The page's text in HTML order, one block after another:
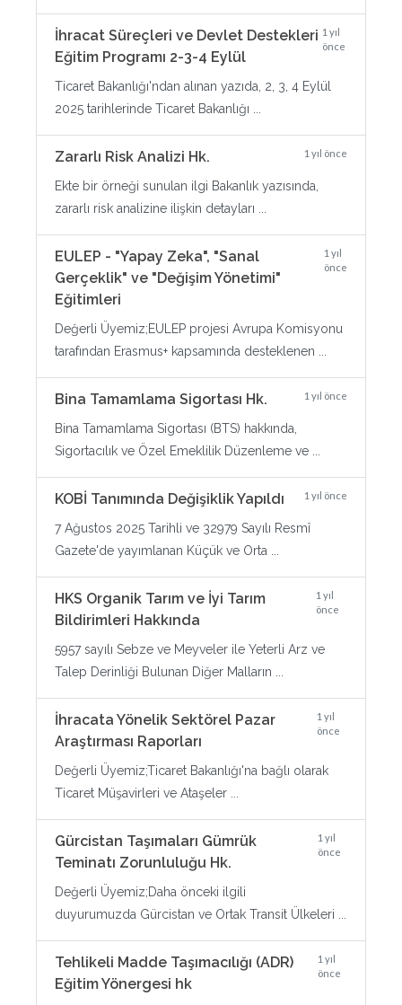
İhracat Süreçleri ve Devlet Destekleri
Eğitim Programı 2-3-4 Eylül
1 yıl
önce
Ticaret Bakanlığı'ndan alınan yazıda, 2, 3, 4 Eylül
2025 tarihlerinde Ticaret Bakanlığı ...
Zararlı Risk Analizi Hk. 1 yıl önce
Ekte bir örneği sunulan ilgi Bakanlık yazısında,
zararlı risk analizine ilişkin detayları ...
EULEP - "Yapay Zeka", "Sanal
Gerçeklik" ve "Değişim Yönetimi"
Eğitimleri
1 yıl
önce
Değerli Üyemiz;EULEP projesi Avrupa Komisyonu
tarafından Erasmus+ kapsamında desteklenen ...
Bina Tamamlama Sigortası Hk. 1 yıl önce
Bina Tamamlama Sigortası (BTS) hakkında,
Sigortacılık ve Özel Emeklilik Düzenleme ve ...
KOBİ Tanımında Değişiklik Yapıldı 1 yıl önce
7 Ağustos 2025 Tarihli ve 32979 Sayılı Resmî
Gazete'de yayımlanan Küçük ve Orta ...
HKS Organik Tarım ve İyi Tarım
Bildirimleri Hakkında
1 yıl
önce
5957 sayılı Sebze ve Meyveler ile Yeterli Arz ve
Talep Derinliği Bulunan Diğer Malların ...
İhracata Yönelik Sektörel Pazar
Araştırması Raporları
1 yıl
önce
Değerli Üyemiz;Ticaret Bakanlığı'na bağlı olarak
Ticaret Müşavirleri ve Ataşeler ...
Gürcistan Taşımaları Gümrük
Teminatı Zorunluluğu Hk.
1 yıl
önce
Değerli Üyemiz;Daha önceki ilgili
duyurumuzda Gürcistan ve Ortak Transit Ülkeleri ...
Tehlikeli Madde Taşımacılığı (ADR)
Eğitim Yönergesi hk
1 yıl
önce